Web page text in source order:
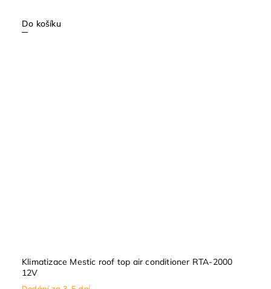
Do košíku
Klimatizace Mestic roof top air conditioner RTA-2000
12V